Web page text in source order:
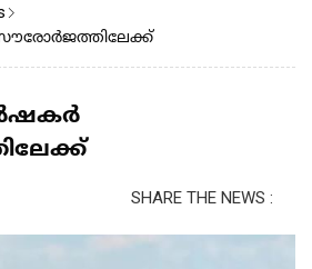
SHARE THE NEWS :